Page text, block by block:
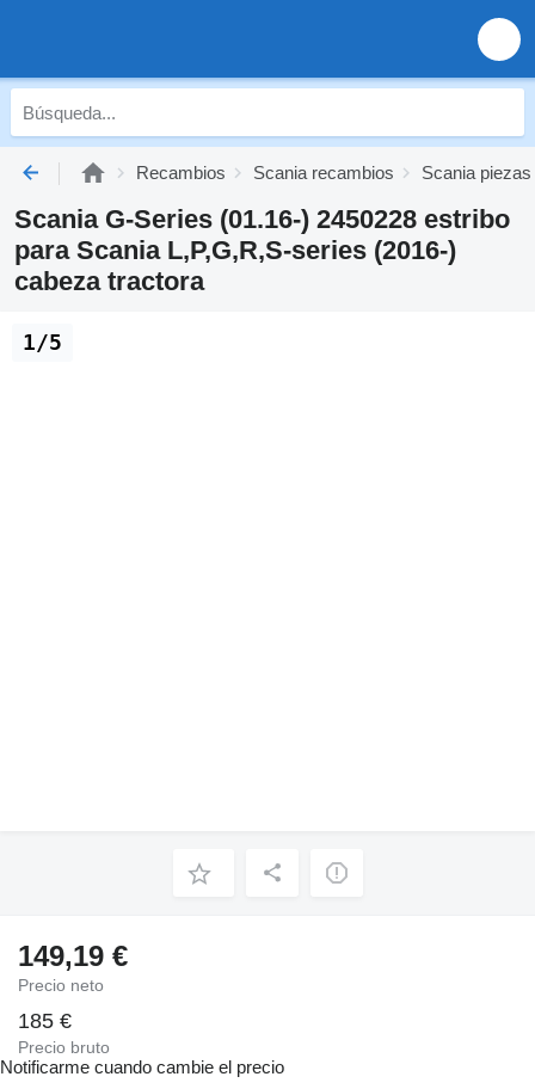
Recambios Scania recambios Scania
Scania G-Series (01.16-) 2450228 estribo
para Scania L,P,G,R,S-series (2016-)
cabeza tractora
1/5
149,19 €
Precio neto
185 €
Precio bruto
Notificarme cuando cambie el precio